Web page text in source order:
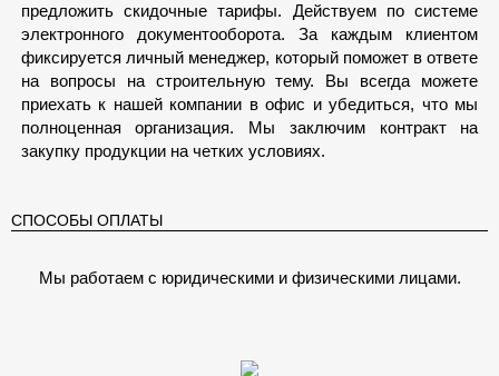
предложить скидочные тарифы. Действуем по системе
электронного документооборота. За каждым клиентом
фиксируется личный менеджер, который поможет в ответе
на вопросы на строительную тему. Вы всегда можете
приехать к нашей компании в офис и убедиться, что мы
полноценная организация. Мы заключим контракт на
закупку продукции на четких условиях.
СПОСОБЫ ОПЛАТЫ
Мы работаем с юридическими и физическими лицами.